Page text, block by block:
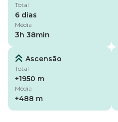
Total
6 dias
Média
3h 38min
Ascensão
Total
+1950 m
Média
+488 m